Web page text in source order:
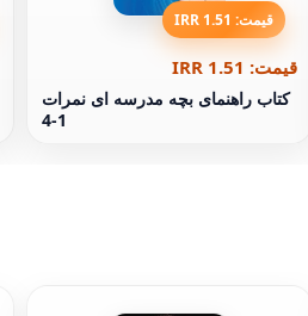
قیمت: 1.51 IRR
قیمت: 1.51 IRR
کتاب راهنمای بچه مدرسه ای نمرات
1-4